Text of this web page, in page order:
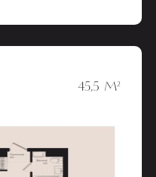
45,5 М²